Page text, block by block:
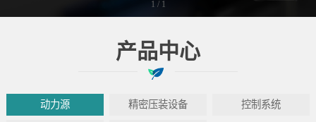
1 / 1
产品中心
动力源 精密压装设备 控制系统